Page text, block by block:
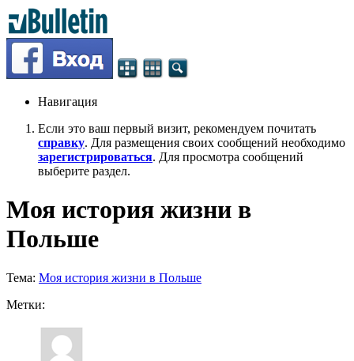
Навигация
Если это ваш первый визит, рекомендуем почитать
справку. Для размещения своих сообщений необходимо
зарегистрироваться. Для просмотра сообщений
выберите раздел.
Моя история жизни в
Польше
Тема: Моя история жизни в Польше
Метки: